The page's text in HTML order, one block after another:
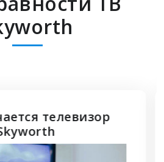
HDMI к
Skyworth